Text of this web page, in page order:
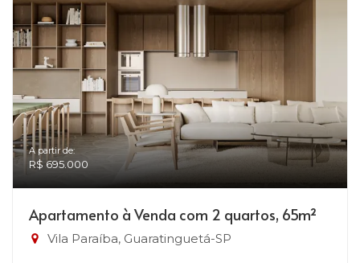
A partir de:
R$ 695.000
Apartamento à Venda com 2 quartos, 65m²
Vila Paraíba, Guaratinguetá-SP